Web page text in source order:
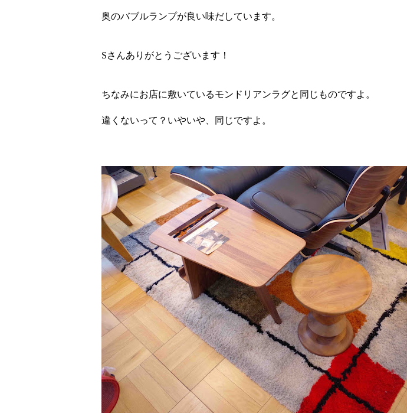
奥のバブルランプが良い味だしています。
Sさんありがとうございます！
ちなみにお店に敷いているモンドリアンラグと同じものですよ。
違くないって？いやいや、同じですよ。